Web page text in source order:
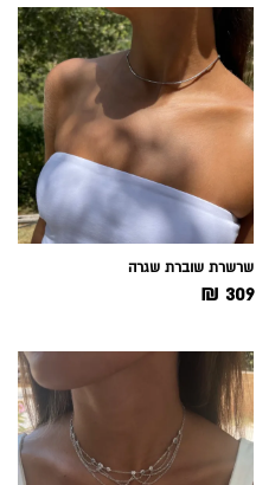
שרשרת שוברת שגרה
309
₪